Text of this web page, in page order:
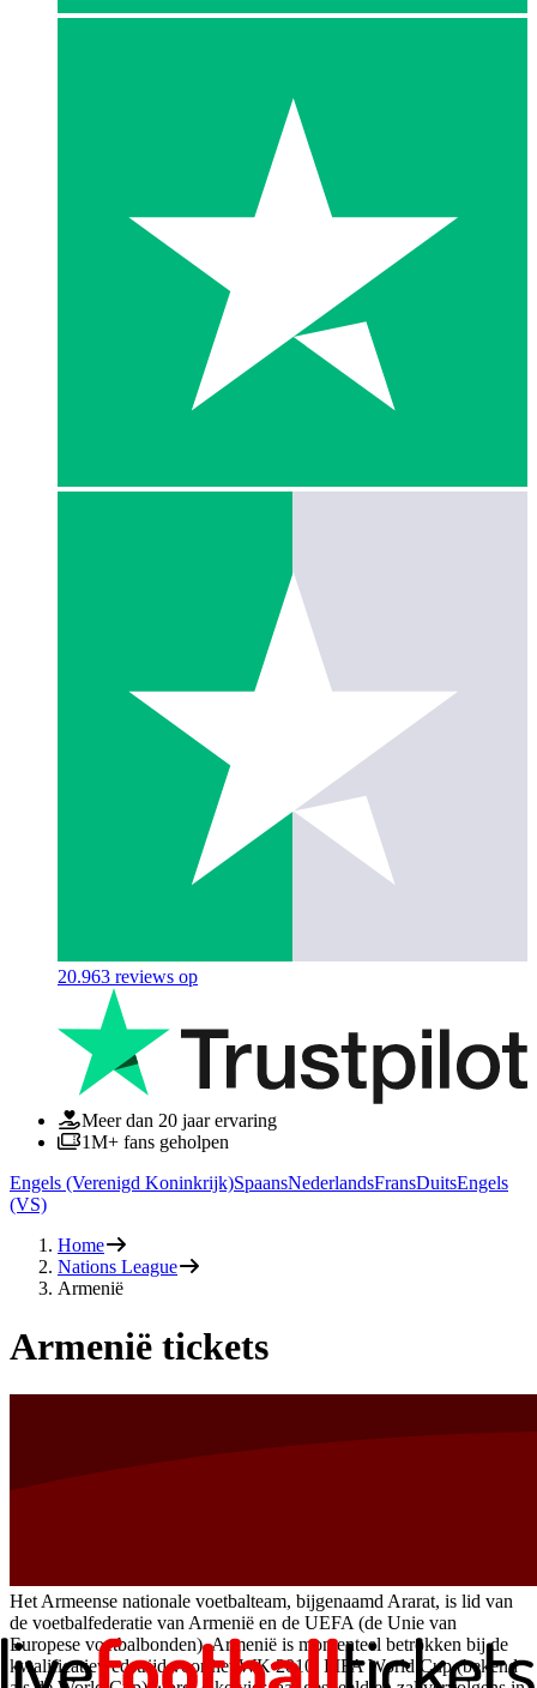
20.963 reviews op
Meer dan 20 jaar ervaring
1M+ fans geholpen
Engels (Verenigd Koninkrijk)SpaansNederlandsFransDuitsEngels
(VS)
Home
Nations League
Armenië
Armenië tickets
Het Armeense nationale voetbalteam, bijgenaamd Ararat, is lid van
de voetbalfederatie van Armenië en de UEFA (de Unie van
Europese voetbalbonden). Armenië is momenteel betrokken bij de
kwalificatiewedstrijd voor het WK 2010. FIFA World Cup (bekend